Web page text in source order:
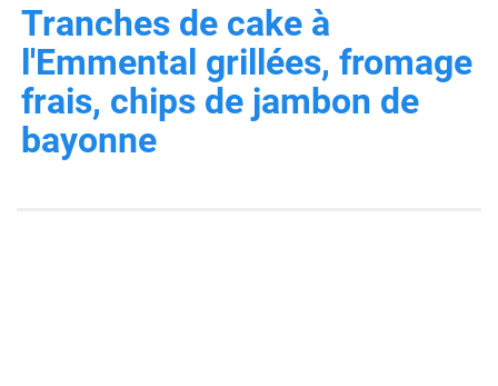
Tranches de cake à
l'Emmental grillées, fromage
frais, chips de jambon de
bayonne